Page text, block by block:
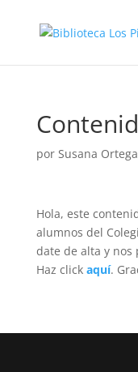
por Susana
Hola, este
alumnos del
date de alta y nos
Haz click aquí.